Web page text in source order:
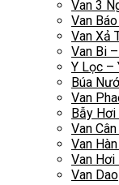
Van 3
Van
Van Xả
Van Bi
Y Lọc –
Búa
Van
Bẫy Hơi
Van
Van
Van
Van Dao